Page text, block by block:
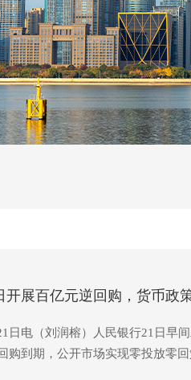
开展百亿元逆回购，货币政
日电（刘润榕）人民银行21日早
购到期，公开市场实现零投放零